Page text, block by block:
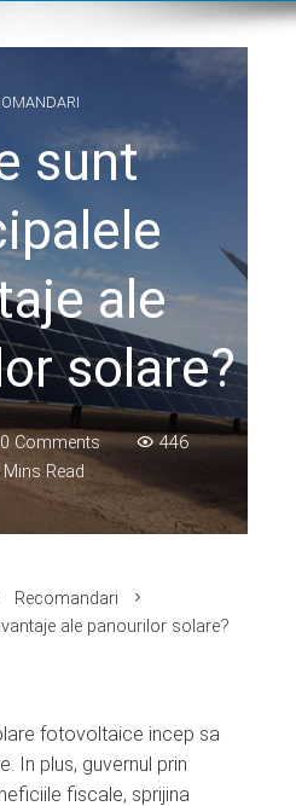
sunt
ale
solare?
0 Comments
446
Read
Recomandari
ale panourilor solare?
fotovoltaice incep sa
In plus, guvernul prin
fiscale, sprijina